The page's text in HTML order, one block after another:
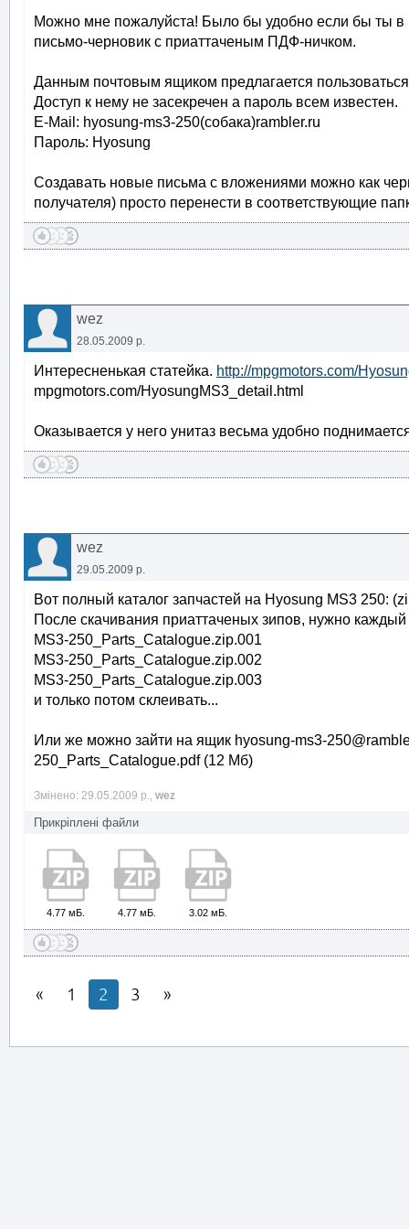
Можно мне пожалуйста! Было бы удобно если бы ты
письмо-черновик с приаттаченым ПДФ-ничком.
Данным почтовым ящиком предлагается
Доступ к нему не засекречен а пароль всем известен.
E-Mail: hyosung-ms3-250(собака)rambler.ru
Пароль: Hyosung
Создавать новые письма с вложениями можно как
получателя) просто перенести в соответствующие
wez
28.05.2009 р.
Интересненькая статейка. http://mpgmotors.com/
mpgmotors.com/HyosungMS3_detail.html
Оказывается у него унитаз весьма удобно
wez
29.05.2009 р.
Вот полный каталог запчастей на Hyosung MS3 250:
После скачивания приаттаченых зипов, нужно каждый
MS3-250_Parts_Catalogue.zip.001
MS3-250_Parts_Catalogue.zip.002
MS3-250_Parts_Catalogue.zip.003
и только потом склеивать...
Или же можно зайти на ящик hyosung-ms3-
250_Parts_Catalogue.pdf (12 Мб)
Змінено: 29.05.2009 р., wez
Прикріплені файли
4.77 мБ. 4.77 мБ. 3.02 мБ.
1 2 3